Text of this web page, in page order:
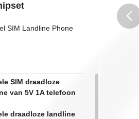
SIM Landline Phone
SIM draadloze
van 5V 1A telefoon
draadloze landline